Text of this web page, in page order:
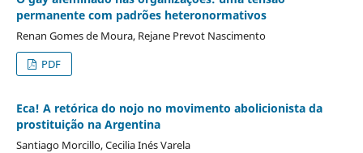
permanente com padrões heteronormativos
Renan Gomes de Moura, Rejane Prevot Nascimento
PDF
Eca! A retórica do nojo no movimento abolicionista da
prostituição na Argentina
Santiago Morcillo, Cecilia Inés Varela